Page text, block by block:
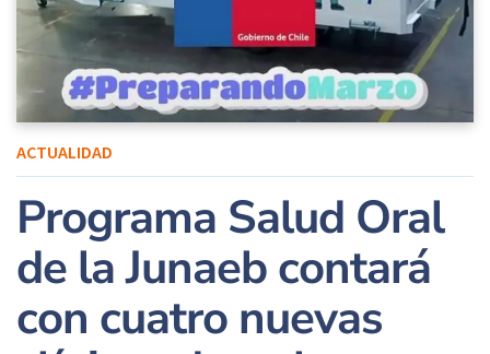
ACTUALIDAD
Programa Salud Oral
de la Junaeb contará
con cuatro nuevas